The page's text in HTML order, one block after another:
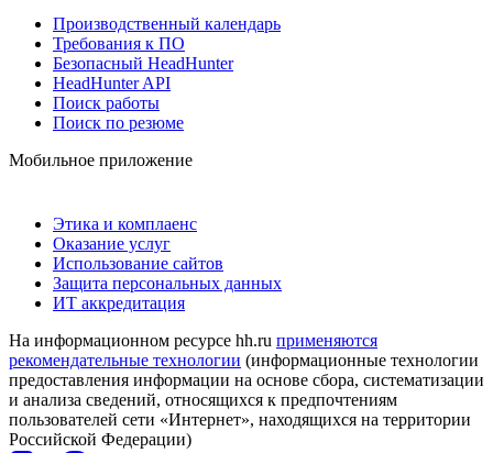
Производственный календарь
Требования к ПО
Безопасный HeadHunter
HeadHunter API
Поиск работы
Поиск по резюме
Мобильное приложение
Этика и комплаенс
Оказание услуг
Использование сайтов
Защита персональных данных
ИТ аккредитация
На информационном ресурсе hh.ru применяются
рекомендательные технологии (информационные технологии
предоставления информации на основе сбора, систематизации
и анализа сведений, относящихся к предпочтениям
пользователей сети «Интернет», находящихся на территории
Российской Федерации)